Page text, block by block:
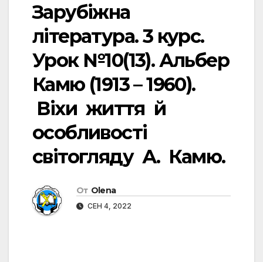
Зарубіжна
література. 3 курс.
Урок №10(13). Альбер
Камю (1913 – 1960).
Віхи життя й
особливості
світогляду А. Камю.
От Olena
СЕН 4, 2022